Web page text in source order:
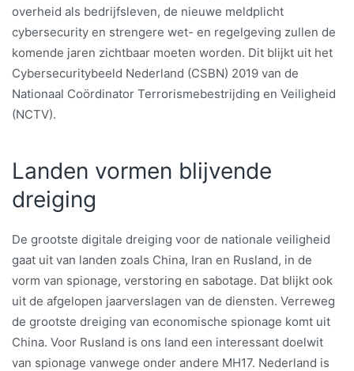
overheid als bedrijfsleven, de nieuwe meldplicht
cybersecurity en strengere wet- en regelgeving zullen de
komende jaren zichtbaar moeten worden. Dit blijkt uit het
Cybersecuritybeeld Nederland (CSBN) 2019 van de
Nationaal Coördinator Terrorismebestrijding en Veiligheid
(NCTV).
Landen vormen blijvende
dreiging
De grootste digitale dreiging voor de nationale veiligheid
gaat uit van landen zoals China, Iran en Rusland, in de
vorm van spionage, verstoring en sabotage. Dat blijkt ook
uit de afgelopen jaarverslagen van de diensten. Verreweg
de grootste dreiging van economische spionage komt uit
China. Voor Rusland is ons land een interessant doelwit
van spionage vanwege onder andere MH17. Nederland is